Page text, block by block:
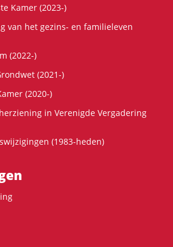
Kamer (2023-)
van het gezins- en familieleven
(2022-)
(2021-)
(2020-)
in Verenigde Vergadering
(1983-heden)